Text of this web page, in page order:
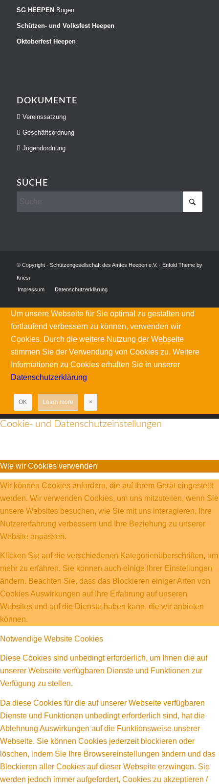
SG HEEPEN Bogen
Schützen- und Volksfest Heepen
Oktoberfest Heepen
DOKUMENTE
Vereinssatzung
Geschäftsordnung
Jugendordnung
SUCHE
© Copyright - Schützengesellschaft des Amtes Heepen e.V. - Enfold Theme by
Kriesi
Impressum
Datenschutzerklärung
Um unsere Webseite für Sie optimal zu gestalten und
fortlaufend verbessern zu können, verwenden wir
Cookies. Durch die weitere Nutzung der Webseite
stimmen Sie der Verwendung von Cookies zu. Weitere
Informationen zu Cookies erhalten Sie in unserer
Datenschutzerklärung
OK Learn more ×
Cookie- und Datenschutzeinstellungen
Wie wir Cookies verwenden
Wir können Cookies anfordern, die auf Ihrem Gerät eingestellt
werden. Wir verwenden Cookies, um uns mitzuteilen, wenn Sie
unsere Websites besuchen, wie Sie mit uns interagieren, Ihre
Nutzererfahrung verbessern und Ihre Beziehung zu unserer
Website anpassen.
Klicken Sie auf die verschiedenen Kategorienüberschriften, um
mehr zu erfahren. Sie können auch einige Ihrer Einstellungen
ändern. Beachten Sie, dass das Blockieren einiger Arten von
Cookies Auswirkungen auf Ihre Erfahrung auf unseren
Websites und auf die Dienste haben kann, die wir anbieten
können.
Notwendige Website Cookies
Diese Cookies sind unbedingt erforderlich, um Ihnen die auf
unserer Webseite verfügbaren Dienste und Funktionen zur
Verfügung zu stellen.
Da diese Cookies für die auf unserer Webseite verfügbaren
Dienste und Funktionen unbedingt erforderlich sind, hat die
Ablehnung Auswirkungen auf die Funktionsweise unserer
Webseite. Sie können Cookies jederzeit blockieren oder
löschen, indem Sie Ihre Browsereinstellungen ändern und das
Blockieren aller Cookies auf dieser Webseite erzwingen. Sie
werden jedoch immer aufgefordert, Cookies zu akzeptieren /